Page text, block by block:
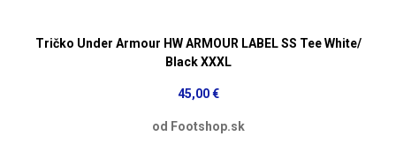
Tričko Under Armour HW ARMOUR LABEL SS Tee White/
Black XXXL
45,00 €
od Footshop.sk